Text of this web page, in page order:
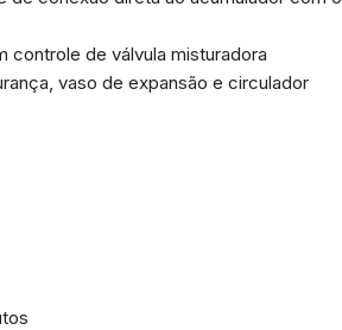
controle de válvula misturadora
vaso de expansão e circulador